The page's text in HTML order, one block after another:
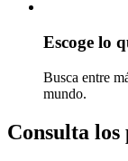
Escoge lo
Busca entre
mundo.
Consulta los